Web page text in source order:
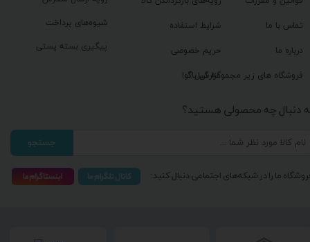
شیوه‌های پرداخت
پیگیری بسته پستی
شرایط استفاده
حریم خصوصی
گزارش باگ
تماس با ما
درباره ما
فروشگاه های زیر مجموعه گیل آوا
دنبال چه محصولی هستید؟
جستجو
ما را در شبکه‌های اجتماعی دنبال کنید: